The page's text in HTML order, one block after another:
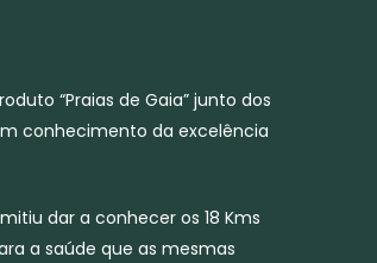
“Praias de Gaia” junto dos
conhecimento da excelência
dar a conhecer os 18 Kms
a saúde que as mesmas